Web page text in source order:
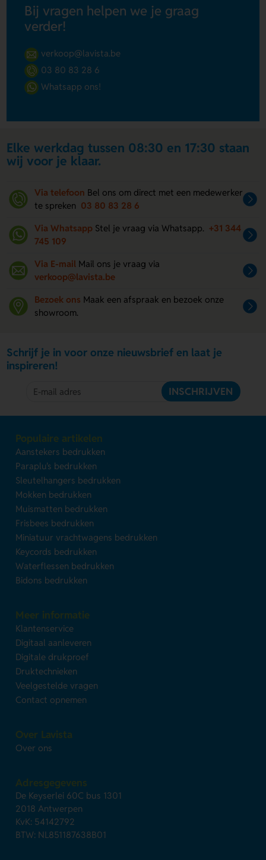
Bij vragen helpen we je graag
verder!
verkoop@lavista.be
03 80 83 28 6
Whatsapp ons!
Elke werkdag tussen 08:30 en 17:30 staan
wij voor je klaar.
Via telefoon Bel ons om direct met een medewerker
te spreken 03 80 83 28 6
Via Whatsapp Stel je vraag via Whatsapp. +31 344
745 109
Via E-mail Mail ons je vraag via
verkoop@lavista.be
Bezoek ons Maak een afspraak en bezoek onze
showroom.
Schrijf je in voor onze nieuwsbrief en laat je
inspireren!
INSCHRIJVEN
Populaire artikelen
Aanstekers bedrukken
Paraplu's bedrukken
Sleutelhangers bedrukken
Mokken bedrukken
Muismatten bedrukken
Frisbees bedrukken
Miniatuur vrachtwagens bedrukken
Keycords bedrukken
Waterflessen bedrukken
Bidons bedrukken
Meer informatie
Klantenservice
Digitaal aanleveren
Digitale drukproef
Druktechnieken
Veelgestelde vragen
Contact opnemen
Over Lavista
Over ons
Adresgegevens
De Keyserlei 60C bus 1301
2018 Antwerpen
KvK: 54142792
BTW: NL851187638B01